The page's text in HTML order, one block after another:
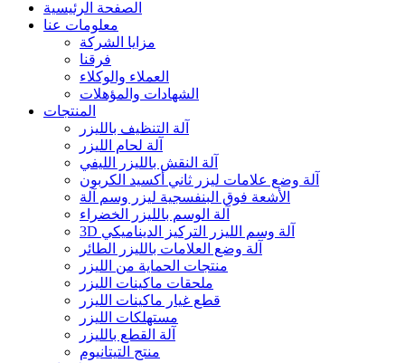
الصفحة الرئيسية
معلومات عنا
مزايا الشركة
فرقنا
العملاء والوكلاء
الشهادات والمؤهلات
المنتجات
آلة التنظيف بالليزر
آلة لحام الليزر
آلة النقش بالليزر الليفي
آلة وضع علامات ليزر ثاني أكسيد الكربون
الأشعة فوق البنفسجية ليزر وسم آلة
آلة الوسم بالليزر الخضراء
3D آلة وسم الليزر التركيز الديناميكي
آلة وضع العلامات بالليزر الطائر
منتجات الحماية من الليزر
ملحقات ماكينات الليزر
قطع غيار ماكينات الليزر
مستهلكات الليزر
آلة القطع بالليزر
منتج التيتانيوم